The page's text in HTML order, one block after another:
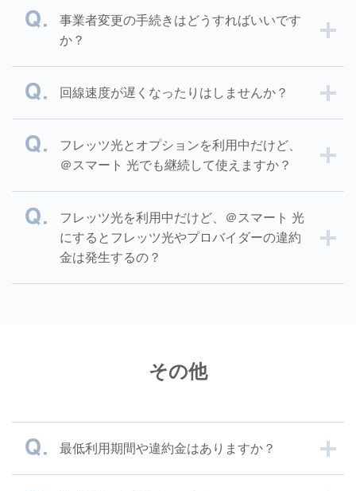
事業者変更の手続きはどうすればいいです
か？
回線速度が遅くなったりはしませんか？
フレッツ光とオプションを利用中だけど、
＠スマート 光でも継続して使えますか？
フレッツ光を利用中だけど、＠スマート 光
にするとフレッツ光やプロバイダーの違約
金は発生するの？
その他
最低利用期間や違約金はありますか？